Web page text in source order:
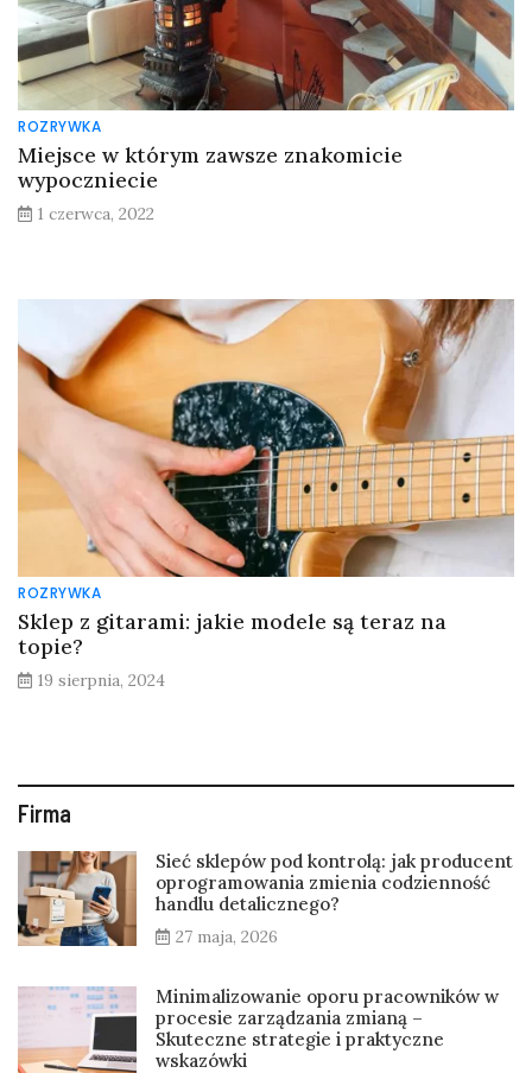
ROZRYWKA
Miejsce w którym zawsze znakomicie
wypoczniecie
1 czerwca, 2022
ROZRYWKA
Sklep z gitarami: jakie modele są teraz na
topie?
19 sierpnia, 2024
Firma
Sieć sklepów pod kontrolą: jak producent
oprogramowania zmienia codzienność
handlu detalicznego?
27 maja, 2026
Minimalizowanie oporu pracowników w
procesie zarządzania zmianą –
Skuteczne strategie i praktyczne
wskazówki